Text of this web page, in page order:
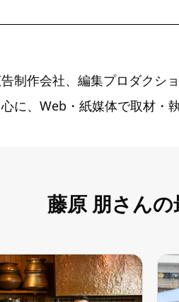
制作会社、編集プロダクシ
に、Web・紙媒体で取材・
藤原 朋さん